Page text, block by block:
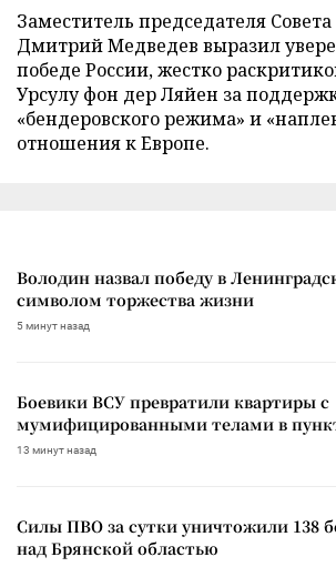
Заместитель председателя
Дмитрий Медведев выразил
победе России, жестко
Урсулу фон дер Ляйен за
«бендеровского режима» и
отношения к Европе.
Володин назвал победу в
символом торжества жизни
5 минут назад
Боевики ВСУ превратили квартиры с
мумифицированными телами в
13 минут назад
Силы ПВО за сутки уничтожили 138
над Брянской областью